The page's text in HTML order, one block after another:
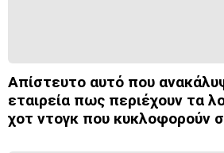
Απίστευτο αυτό που
εταιρεία πως περιέχουν τα
χοτ ντογκ που κυκλοφορούν